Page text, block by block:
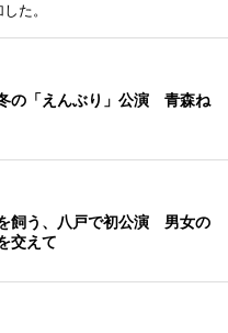
た。
の「えんぶり」公演 青森ね
飼う、八戸で初公演 男女の
交えて